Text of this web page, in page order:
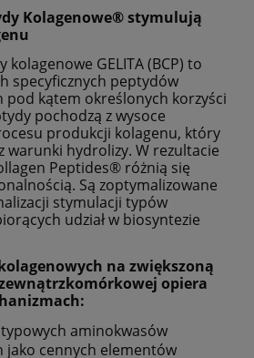
Kolagenowe® stymulują
GELITA (BCP) to
specyficznych peptydów
pod kątem określonych korzyści
pochodzą z wysoce
produkcji kolagenu, który
warunki hydrolizy. W rezultacie
Peptides® różnią się
Są zoptymalizowane
stymulacji typów
udział w biosyntezie
na zwiększoną
opiera
aminokwasów
jako cennych elementów